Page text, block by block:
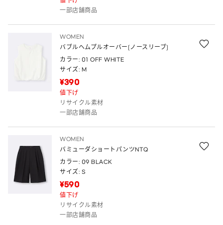
一部店舗商品
WOMEN
バブルヘムプルオーバー(ノースリーブ)
カラー: 01 OFF WHITE
サイズ: M
¥390
値下げ
リサイクル素材
一部店舗商品
WOMEN
バミューダショートパンツNTQ
カラー: 09 BLACK
サイズ: S
¥590
値下げ
リサイクル素材
一部店舗商品